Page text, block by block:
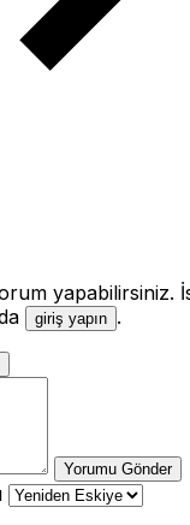
yapabilirsiniz.
giriş yapın .
Yorumu Gönder